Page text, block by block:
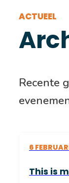
ACTUEEL
Recente
6
This is